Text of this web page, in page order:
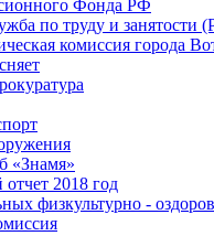
Фонда РФ
по труду и занятости
комиссия города
«Знамя»
2018 год
физкультурно -